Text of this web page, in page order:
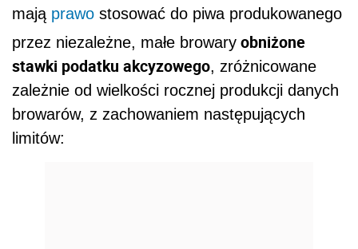
mają prawo stosować do piwa produkowanego
przez niezależne, małe browary obniżone
stawki podatku akcyzowego, zróżnicowane
zależnie od wielkości rocznej produkcji danych
browarów, z zachowaniem następujących
limitów: